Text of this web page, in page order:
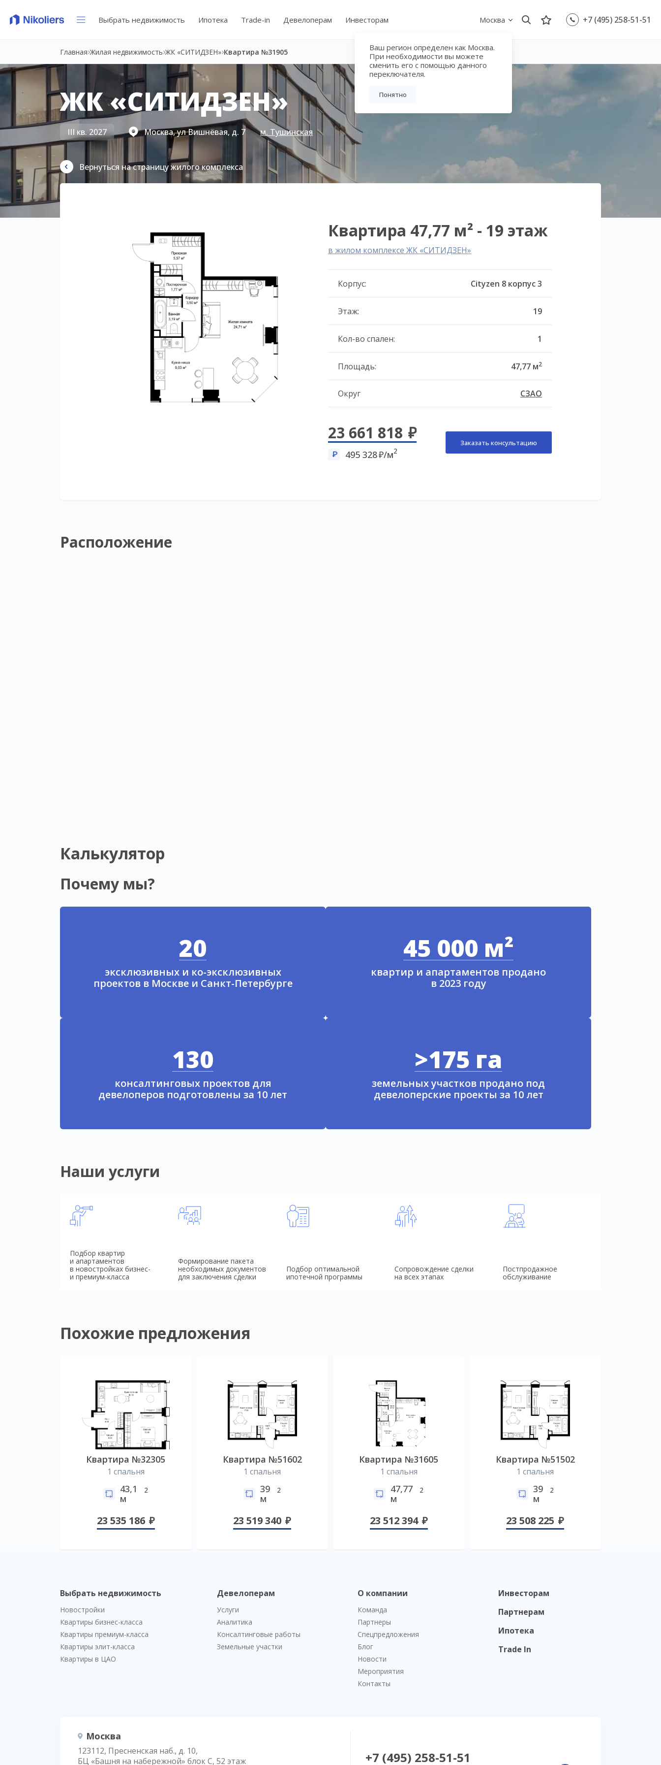
Выбрать недвижимость Ипотека Trade-in Девелоперам Инвесторам Москва
Ваш регион определен как Москва.
При необходимости вы можете
сменить его с помощью данного
переключателя.
Понятно
+7 (495) 258-51-51
Главная Жилая недвижимость ЖК «СИТИДЗЕН» Квартира №31905
ЖК «СИТИДЗЕН»
III кв. 2027 Москва, ул Вишнёвая, д. 7 м. Тушинская
Вернуться на страницу жилого комплекса
Квартира 47,77 м² - 19 этаж
в жилом комплексе ЖК «СИТИДЗЕН»
Корпус: Cityzen 8 корпус 3
Этаж: 19
Кол-во спален: 1
Площадь: 47,77 м2
Округ СЗАО
23 661 818
495 328 /м2
Заказать консультацию
Расположение
Калькулятор
Почему мы?
20
эксклюзивных и ко-эксклюзивных
проектов в Москве и Санкт-Петербурге
45 000 м²
квартир и апартаментов продано
в 2023 году
130
консалтинговых проектов для
девелоперов подготовлены за 10 лет
>175 га
земельных участков продано под
девелоперские проекты за 10 лет
Наши услуги
Подбор квартир
и апартаментов
в новостройках бизнес-
и премиум-класса
Формирование пакета
необходимых документов
для заключения сделки
Подбор оптимальной
ипотечной программы
Сопровождение сделки
на всех этапах
Постпродажное
обслуживание
Похожие предложения
Квартира №32305
1 спальня
43,1
м
2
23 535 186
Квартира №51602
1 спальня
39
м
2
23 519 340
Квартира №31605
1 спальня
47,77
м
2
23 512 394
Квартира №51502
1 спальня
39
м
2
23 508 225
Выбрать недвижимость
Новостройки
Квартиры бизнес-класса
Квартиры премиум-класса
Квартиры элит-класса
Квартиры в ЦАО
Девелоперам
Услуги
Аналитика
Консалтинговые работы
Земельные участки
О компании
Команда
Партнеры
Спецпредложения
Блог
Новости
Мероприятия
Контакты
Инвесторам
Партнерам
Ипотека
Trade In
Москва
123112, Пресненская наб., д. 10,
БЦ «Башня на набережной» блок С, 52 этаж
+7 (495) 258-51-51